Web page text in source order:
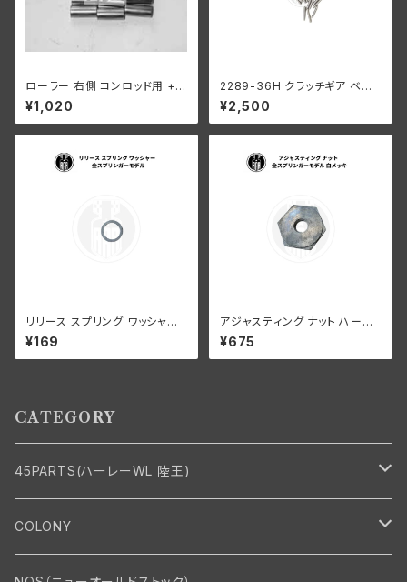
ローラー 右側 コンロッド用 +0
008 オーバーサイズ 12個入り
ハーレーダビッドソン 1929-73
年 DL RL WL G エンジン
¥1,020
2289-36H クラッチギア ベア
リングローラー 0006" オーバ
ーサイズ 44個 ハーレーダビッ
ドソン
¥2,500
リリース スプリング ワッシャー
ハーレーダビッドソン 全スプリ
ンガーモデル
¥169
アジャスティング ナット ハーレ
ーダビッドソン 全スプリンガー
モデル 白メッキ
¥675
CATEGORY
45PARTS(ハーレーWL 陸王)
エンジン
エンジン・シリンダーヘッド
COLONY